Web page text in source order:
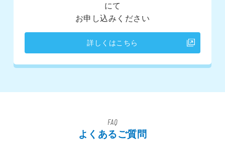
にて
お申し込みください
詳しくはこちら
FAQ
よくあるご質問